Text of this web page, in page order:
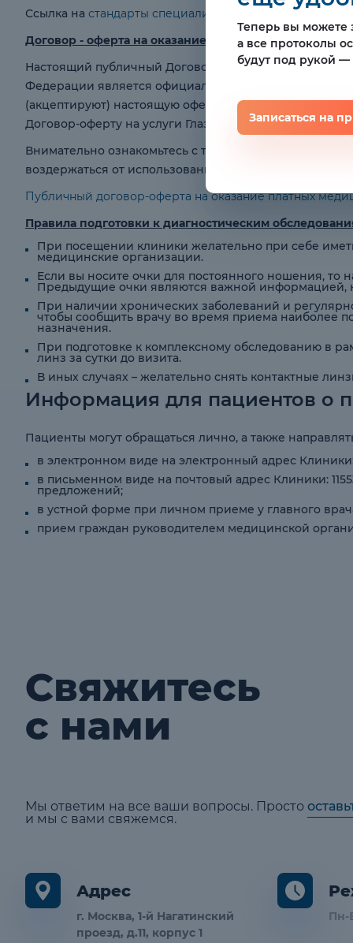
Ссылка на стандарты специализированной
Договор - оферта на оказание платных медицинских
Настоящий публичный Договор-оферта на оказание
Федерации является официальным, публичным и
(акцептируют) настоящую оферту в отношении
Договор-оферту на услуги Глазной клиники
Внимательно ознакомьтесь с текстом настоящего
воздержаться от использования предлагаемых услуг.
Публичный договор-оферта на оказание платных
Правила подготовки к диагностическим
При посещении клиники желательно при себе
медицинские организации.
Если вы носите очки для постоянного ношения,
Предыдущие очки являются важной информацией,
При наличии хронических заболеваний и
чтобы сообщить врачу во время приема наиболее
назначения.
При подготовке к комплексному обследованию в
линз за сутки до визита.
В иных случаях – желательно снять контактные
Информация для пациентов о
Пациенты могут обращаться лично, а также
в электронном виде на электронный адрес
в письменном виде на почтовый адрес Клиники:
предложений;
в устной форме при личном приеме у главного
прием граждан руководителем медицинской
Свяжитесь
с нами
Мы ответим на все ваши вопросы. Просто
и мы с вами свяжемся.
Адрес
г. Москва, 1-й Нагатинский
проезд, д.11, корпус 1
Пн-
Теперь вы можете
а все протоколы
будут под рукой
Записаться на